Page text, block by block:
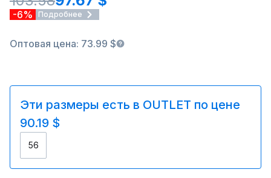
-6% Подробнее
Оптовая цена: 73.99 $
Эти размеры есть в OUTLET по цене
90.19 $
56